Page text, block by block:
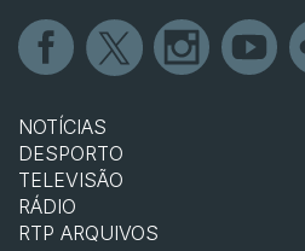
NOTÍCIAS
DESPORTO
TELEVISÃO
RÁDIO
RTP ARQUIVOS